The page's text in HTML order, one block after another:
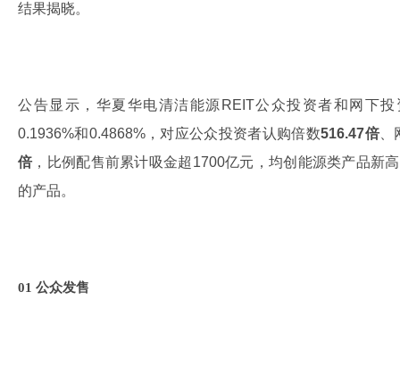
结果揭晓。
公告显示，华夏华电清洁能源REIT公众投资者和网下
0.1936%和0.4868%，对应公众投资者认购倍数516.47倍、
倍 ，比例配售前累计吸金超1700亿元，均创能源类产品新
的产品。
01 公众发售